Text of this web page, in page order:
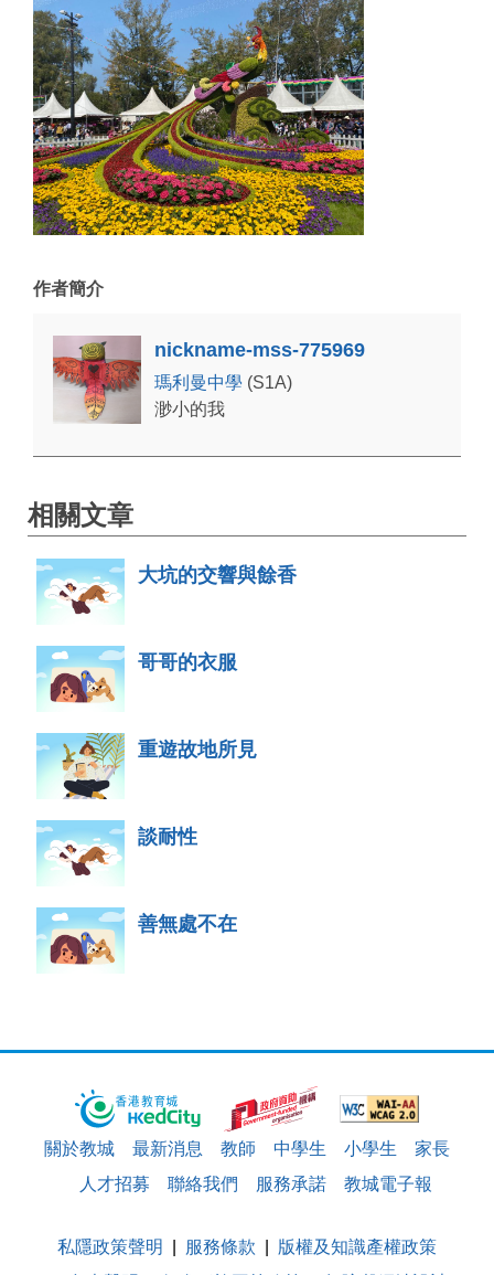
作者簡介
nickname-mss-775969
瑪利曼中學 (S1A)
渺小的我
相關文章
大坑的交響與餘香
哥哥的衣服
重遊故地所見
談耐性
善無處不在
關於教城 最新消息 教師 中學生 小學生
家長
人才招募
聯絡我們 服務承諾 教城電子報
私隱政策聲明 服務條款
版權及知識產權政策